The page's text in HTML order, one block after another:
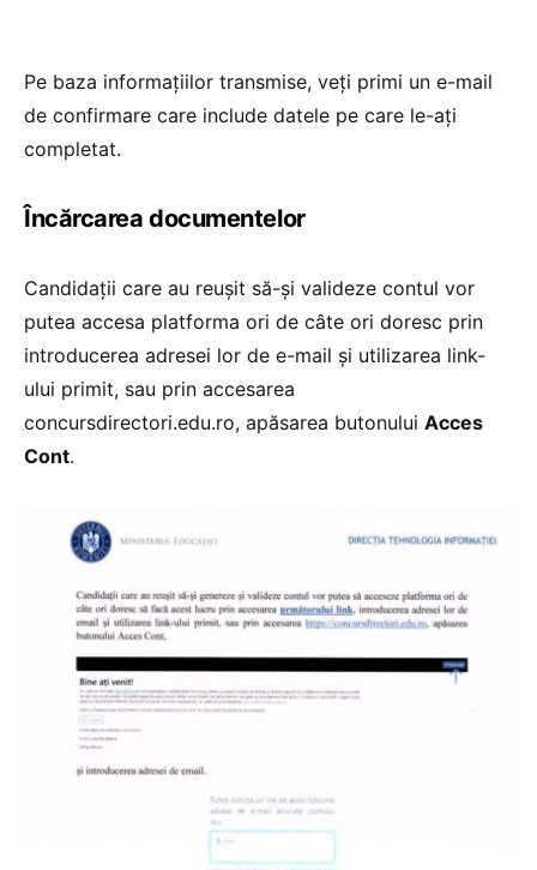
Pe baza informațiilor transmise, veți primi un e-mail
de confirmare care include datele pe care le-ați
completat.
Încărcarea documentelor
Candidații care au reușit să-și valideze contul vor
putea accesa platforma ori de câte ori doresc prin
introducerea adresei lor de e-mail și utilizarea link-
ului primit, sau prin accesarea
concursdirectori.edu.ro, apăsarea butonului Acces
Cont.